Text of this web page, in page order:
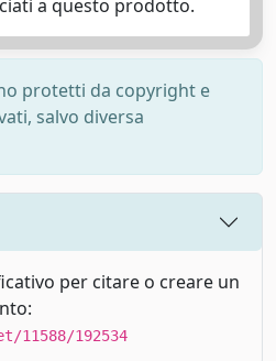
a questo prodotto.
protetti da copyright e
salvo diversa
per citare o creare un
192534